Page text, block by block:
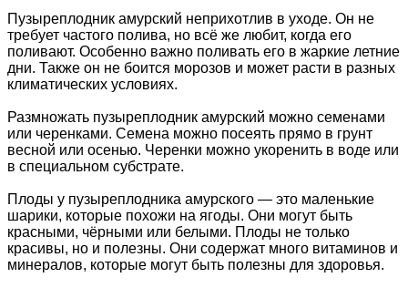
Пузыреплодник амурский неприхотлив в уходе. Он не
требует частого полива, но всё же любит, когда его
поливают. Особенно важно поливать его в жаркие летние
дни. Также он не боится морозов и может расти в разных
климатических условиях.
Размножать пузыреплодник амурский можно семенами
или черенками. Семена можно посеять прямо в грунт
весной или осенью. Черенки можно укоренить в воде или
в специальном субстрате.
Плоды у пузыреплодника амурского — это маленькие
шарики, которые похожи на ягоды. Они могут быть
красными, чёрными или белыми. Плоды не только
красивы, но и полезны. Они содержат много витаминов и
минералов, которые могут быть полезны для здоровья.